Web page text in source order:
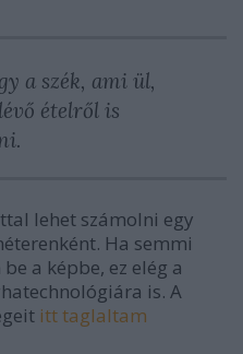
a szék, ami ül,
ételről is
lehet számolni egy
Ha semmi
a képbe, ez elég a
is. A
itt taglaltam